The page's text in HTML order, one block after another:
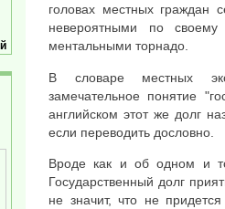
головах местных граждан
невероятными по
ментальными торнадо.
В словаре местных
замечательное понятие
английском этот же долг
если переводить дословно.
Вроде как и об одном и
Государственный долг
не значит, что не